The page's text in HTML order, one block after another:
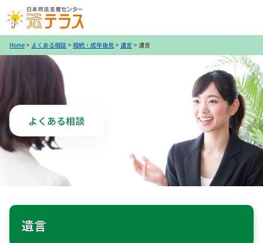
Home > よくある相談 > 相続・成年後見 > 遺言 > 遺言
よくある相談
遺言